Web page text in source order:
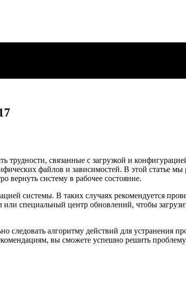
связанные с загрузкой и
файлов и зависимостей. В этой статье
вернуть систему в рабочее состояние.
системы. В таких случаях рекомендуется
специальный центр обновлений, чтобы
алгоритму действий для устранения
вы сможете успешно решить